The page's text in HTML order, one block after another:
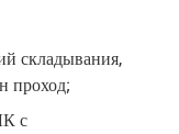
складывания,
проход;
с